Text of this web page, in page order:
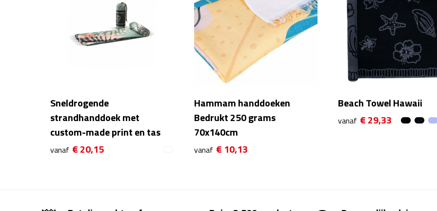
Sneldrogende
strandhanddoek met
custom-made print en tas
vanaf € 20,15
Hammam handdoeken
Bedrukt 250 grams
70x140cm
vanaf € 10,13
Beach Towel Hawaii
vanaf € 29,33